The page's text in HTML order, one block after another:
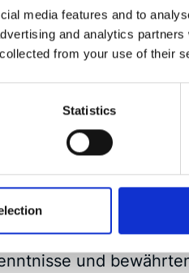
media features and to
and analytics
from your use of their
Statistics
arbeiten
für unsere
Technologie
und